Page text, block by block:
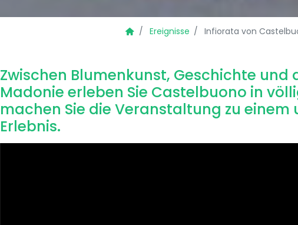
Ereignisse Infiorata von
Zwischen Blumenkunst, Geschichte und
Madonie erleben Sie Castelbuono in
machen Sie die Veranstaltung zu einem
Erlebnis.